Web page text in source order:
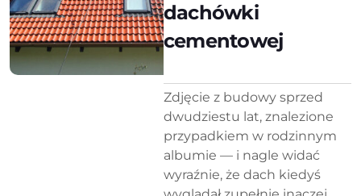
dachówki
cementowej
Zdjęcie z budowy sprzed
dwudziestu lat, znalezione
przypadkiem w rodzinnym
albumie — i nagle widać
wyraźnie, że dach kiedyś